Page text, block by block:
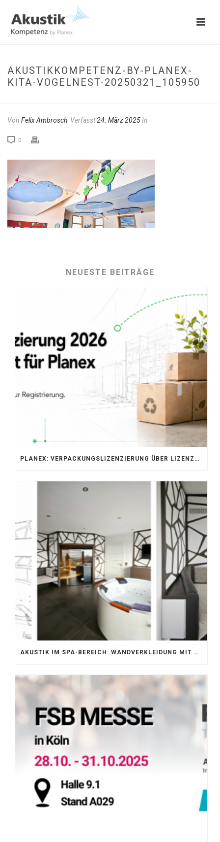
AKUSTIKKOMPETENZ-BY-PLANEX-
KITA-VOGELNEST-20250321_105950
Von Felix Ambrosch Verfasst24. März 2025In
0
NEUESTE BEITRÄGE
PLANEX: VERPACKUNGSLIZENZIERUNG ÜBER LIZENZERO & LUCID 2026
AKUSTIK IM SPA-BEREICH: WANDVERKLEIDUNG MIT SILENTPROTECT CORE